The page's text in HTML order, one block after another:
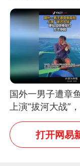
燃香烟 当事人：
处理
国外一男子遭章
上演“拔河大战”
铁棒敲打方才挣
打开网易